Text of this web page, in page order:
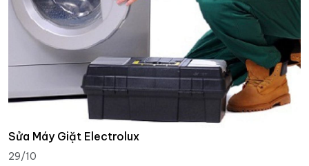
Sửa Máy Giặt Electrolux
29/10